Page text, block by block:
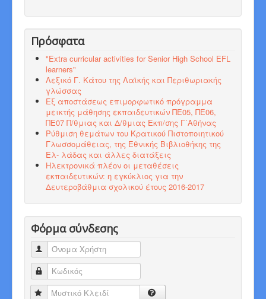
Πρόσφατα
"Εxtra curricular activities for Senior High School EFL
learners"
Λεξικό Γ. Κάτου της Λαϊκής και Περιθωριακής
γλώσσας
Εξ αποστάσεως επιμορφωτικό πρόγραμμα
μεικτής μάθησης εκπαιδευτικών ΠΕ05, ΠΕ06,
ΠΕ07 Π/θμιας και Δ/θμιας Εκπ/σης Γ΄Αθήνας
Ρύθμιση θεμάτων του Κρατικού Πιστοποιητικού
Γλωσσομάθειας, της Εθνικής Βιβλιοθήκης της
Ελ- λάδας και άλλες διατάξεις
Ηλεκτρονικά πλέον οι μεταθέσεις
εκπαιδευτικών: η εγκύκλιος για την
Δευτεροβάθμια σχολικού έτους 2016-2017
Φόρμα σύνδεσης
Όνομα Χρήστη
Κωδικός
Μυστικό Κλειδί